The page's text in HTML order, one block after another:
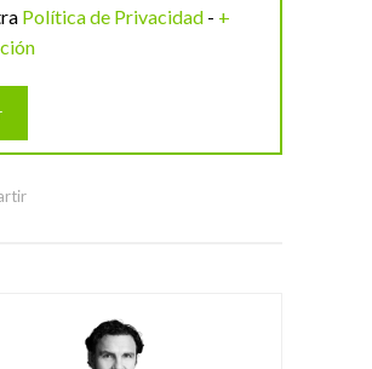
Política de Privacidad - +